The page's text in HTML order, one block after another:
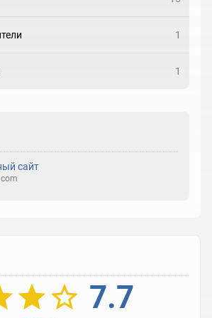
1
1
сайт
7.7